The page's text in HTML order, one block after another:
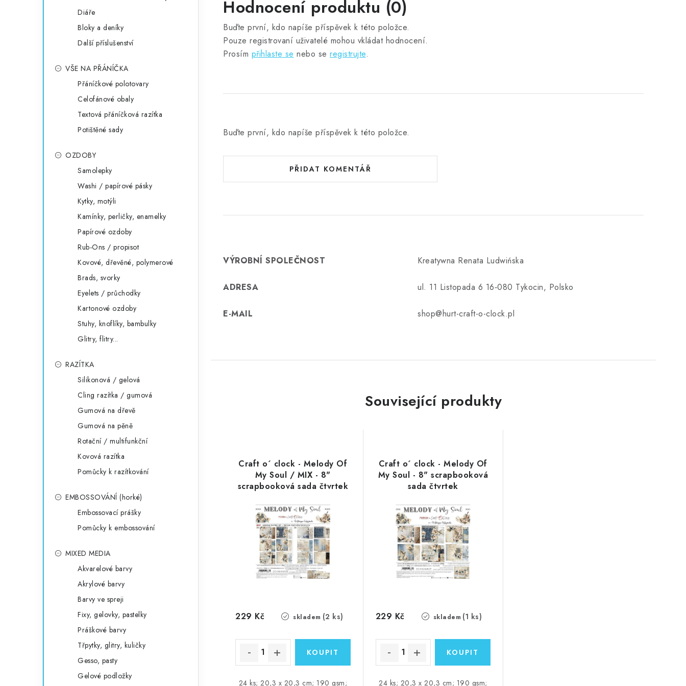
Diáře
Bloky a deníky
Další příslušenství
VŠE NA PŘÁNÍČKA
Přáníčkové polotovary
Celofánové obaly
Textová přáníčková razítka
Potištěné sady
OZDOBY
Samolepky
Washi / papírové pásky
Kytky, motýli
Kamínky, perličky, enamelky
Papírové ozdoby
Rub-Ons / propisot
Kovové, dřevěné, polymerové
Brads, svorky
Eyelets / průchodky
Kartonové ozdoby
Stuhy, knoflíky, bambulky
Glitry, flitry...
RAZÍTKA
Silikonová / gelová
Cling razítka / gumová
Gumová na dřevě
Gumová na pěně
Rotační / multifunkční
Kovová razítka
Pomůcky k razítkování
EMBOSSOVÁNÍ (horké)
Embossovací prášky
Pomůcky k embossování
MIXED MEDIA
Akvarelové barvy
Akrylové barvy
Barvy ve spreji
Fixy, gelovky, pastelky
Práškové barvy
Třpytky, glitry, kuličky
Gesso, pasty
Gelové podložky
Hodnocení produktu (0)
Buďte první, kdo napíše příspěvek k této položce.
Pouze registrovaní uživatelé mohou vkládat hodnocení.
Prosím přihlaste se nebo se registrujte.
Buďte první, kdo napíše příspěvek k této položce.
PŘIDAT KOMENTÁŘ
VÝROBNÍ SPOLEČNOST Kreatywna Renata Ludwińska
ADRESA ul. 11 Listopada 6 16‑080 Tykocin, Polsko
E-MAIL shop@hurt-craft-o-clock.pl
Související produkty
Craft o´ clock - Melody Of
My Soul / MIX - 8"
scrapbooková sada čtvrtek
skladem (2 ks)
229 Kč
24 ks; 20,3 x 20,3 cm; 190 gsm;
Craft o´ clock - Melody Of
My Soul - 8" scrapbooková
sada čtvrtek
skladem (1 ks)
229 Kč
24 ks; 20,3 x 20,3 cm; 190 gsm;